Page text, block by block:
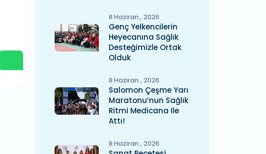
8 Haziran 2026
Genç Yelkencilerin
Heyecanına Sağlık
Desteğimizle Ortak
Olduk
8 Haziran 2026
Salomon Çeşme Yarı
Maratonu’nun Sağlık
Ritmi Medicana Ile
Attı!
8 Haziran 2026